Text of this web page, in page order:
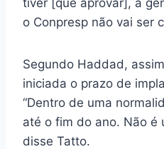
o Conpresp não vai ser
Segundo Haddad,
iniciada o prazo de
“Dentro de uma
até o fim do ano. Não é
disse Tatto.